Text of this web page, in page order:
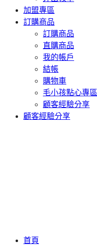
加盟專區
訂購商品
訂購商品
直購商品
我的帳戶
結帳
購物車
毛小孩點心專區
顧客經驗分享
顧客經驗分享
首頁